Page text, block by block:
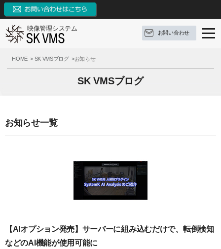
映像管理システム
お問い合わせ
SK VMSとは
対応OS
最大接続台数
システムの特長
対応カメラメーカー・デバイス
機能リスト
外部システムとの連携
ユーザー管理
ライブの再生とカメラ操作
AI連携
ダウンロード
30日間無料体験
システム・ケイAIサイトへ
NVR(ネットワークビデオレコーダー)サイトへ
HOME SK VMSブログ お知らせ
SK VMSブログ
お知らせ一覧
【AIオプション発売】サーバーに組み込むだけで、転倒検知
などのAI機能が使用可能に